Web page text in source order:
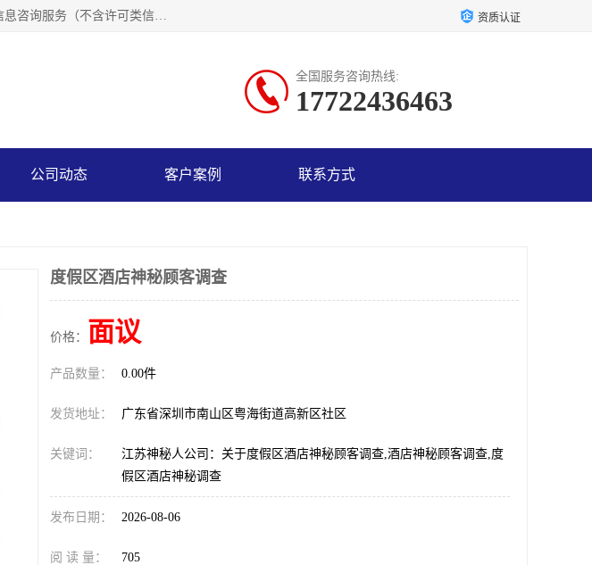
市场调查,社会调查,企业管理咨询,商务信息咨询、市场研究；物业服务评估；信息技术咨询服务；信息咨询服务（不含许可类信息咨询服务）；社会经济咨询服务；技术服务、技术开发、技术咨询、技术交流、技术转让、技术推广；企业信用调查和评估。 资质认证
全国服务咨询热线:
17722436463
公司动态 客户案例 联系方式
度假区酒店神秘顾客调查
价格： 面议
产品数量： 0.00件
发货地址： 广东省深圳市南山区粤海街道高新区社区
关键词：
江苏神秘人公司：关于度假区酒店神秘顾客调查,酒店神秘顾客调查,度
假区酒店神秘调查
发布日期： 2026-08-06
阅 读 量： 705